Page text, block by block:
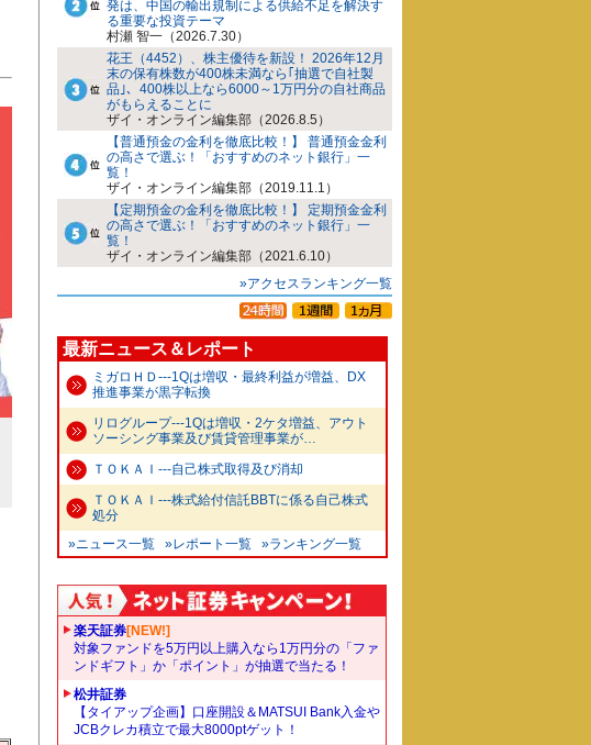
発は、中国の輸出規制による供給不足を解決す
る重要な投資テーマ
村瀬 智一（2026.7.30）
花王（4452）、株主優待を新設！ 2026年12月
末の保有株数が400株未満なら｢抽選で自社製
品｣、400株以上なら6000～1万円分の自社商品
がもらえることに
ザイ・オンライン編集部（2026.8.5）
【普通預金の金利を徹底比較！】 普通預金金利
の高さで選ぶ！「おすすめのネット銀行」一
覧！
ザイ・オンライン編集部（2019.11.1）
【定期預金の金利を徹底比較！】 定期預金金利
の高さで選ぶ！「おすすめのネット銀行」一
覧！
ザイ・オンライン編集部（2021.6.10）
»アクセスランキング一覧
最新ニュース＆レポート
ミガロＨＤ---1Qは増収・最終利益が増益、DX
推進事業が黒字転換
リログループ---1Qは増収・2ケタ増益、アウト
ソーシング事業及び賃貸管理事業が…
ＴＯＫＡＩ---自己株式取得及び消却
ＴＯＫＡＩ---株式給付信託BBTに係る自己株式
処分
»ニュース一覧
»レポート一覧 »ランキング一覧
楽天証券[NEW!]
対象ファンドを5万円以上購入なら1万円分の「ファ
ンドギフト」か「ポイント」が抽選で当たる！
松井証券
【タイアップ企画】口座開設＆MATSUI Bank入金や
JCBクレカ積立で最大8000ptゲット！